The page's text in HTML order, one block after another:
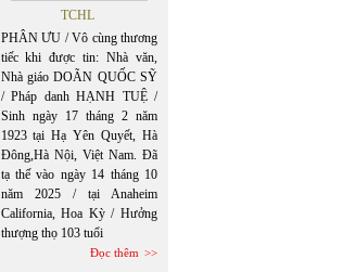
TCHL
PHÂN ƯU / Vô cùng thương
tiếc khi được tin: Nhà văn,
Nhà giáo DOÃN QUỐC SỸ
/ Pháp danh HẠNH TUỆ /
Sinh ngày 17 tháng 2 năm
1923 tại Hạ Yên Quyết, Hà
Đông,Hà Nội, Việt Nam. Đã
tạ thế vào ngày 14 tháng 10
năm 2025 / tại Anaheim
California, Hoa Kỳ / Hưởng
thượng thọ 103 tuổi
Đọc thêm